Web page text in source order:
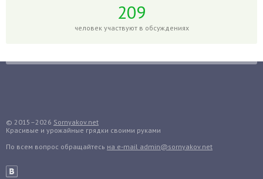
Гуава
Гузмания
Дайкон
209
человек участвуют в обсуждениях
© 2015–2026 Sornyakov.net
Красивые и урожайные грядки своими руками
По всем вопрос обращайтесь на e-mail admin@sornyakov.net